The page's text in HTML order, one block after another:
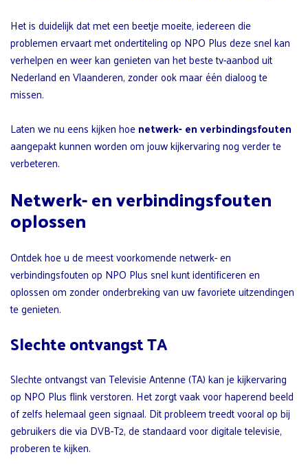
Het is duidelijk dat met een beetje moeite, iedereen die
problemen ervaart met ondertiteling op NPO Plus deze snel kan
verhelpen en weer kan genieten van het beste tv-aanbod uit
Nederland en Vlaanderen, zonder ook maar één dialoog te
missen.
Laten we nu eens kijken hoenetwerk- en verbindingsfouten
aangepakt kunnen worden om jouw kijkervaring nog verder te
verbeteren.
Netwerk- en verbindingsfouten
oplossen
Ontdek hoe u de meest voorkomende netwerk- en
verbindingsfouten op NPO Plus snel kunt identificeren en
oplossen om zonder onderbreking van uw favoriete uitzendingen
te genieten.
Slechte ontvangst TA
Slechte ontvangst van Televisie Antenne (TA) kan je kijkervaring
op NPO Plus flink verstoren. Het zorgt vaak voor haperend beeld
of zelfs helemaal geen signaal. Dit probleem treedt vooral op bij
gebruikers die via DVB-T2, de standaard voor digitale televisie,
proberen te kijken.